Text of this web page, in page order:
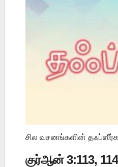
சில வசனங்களின்
குர்ஆன் 3:113,